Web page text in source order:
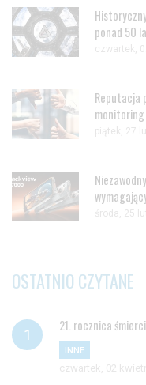
ponad 50
czwartek,
Reputacja
piątek, 27
środa, 25
OSTATNIO CZYTANE
21. rocznica
INNE
czwartek, 02